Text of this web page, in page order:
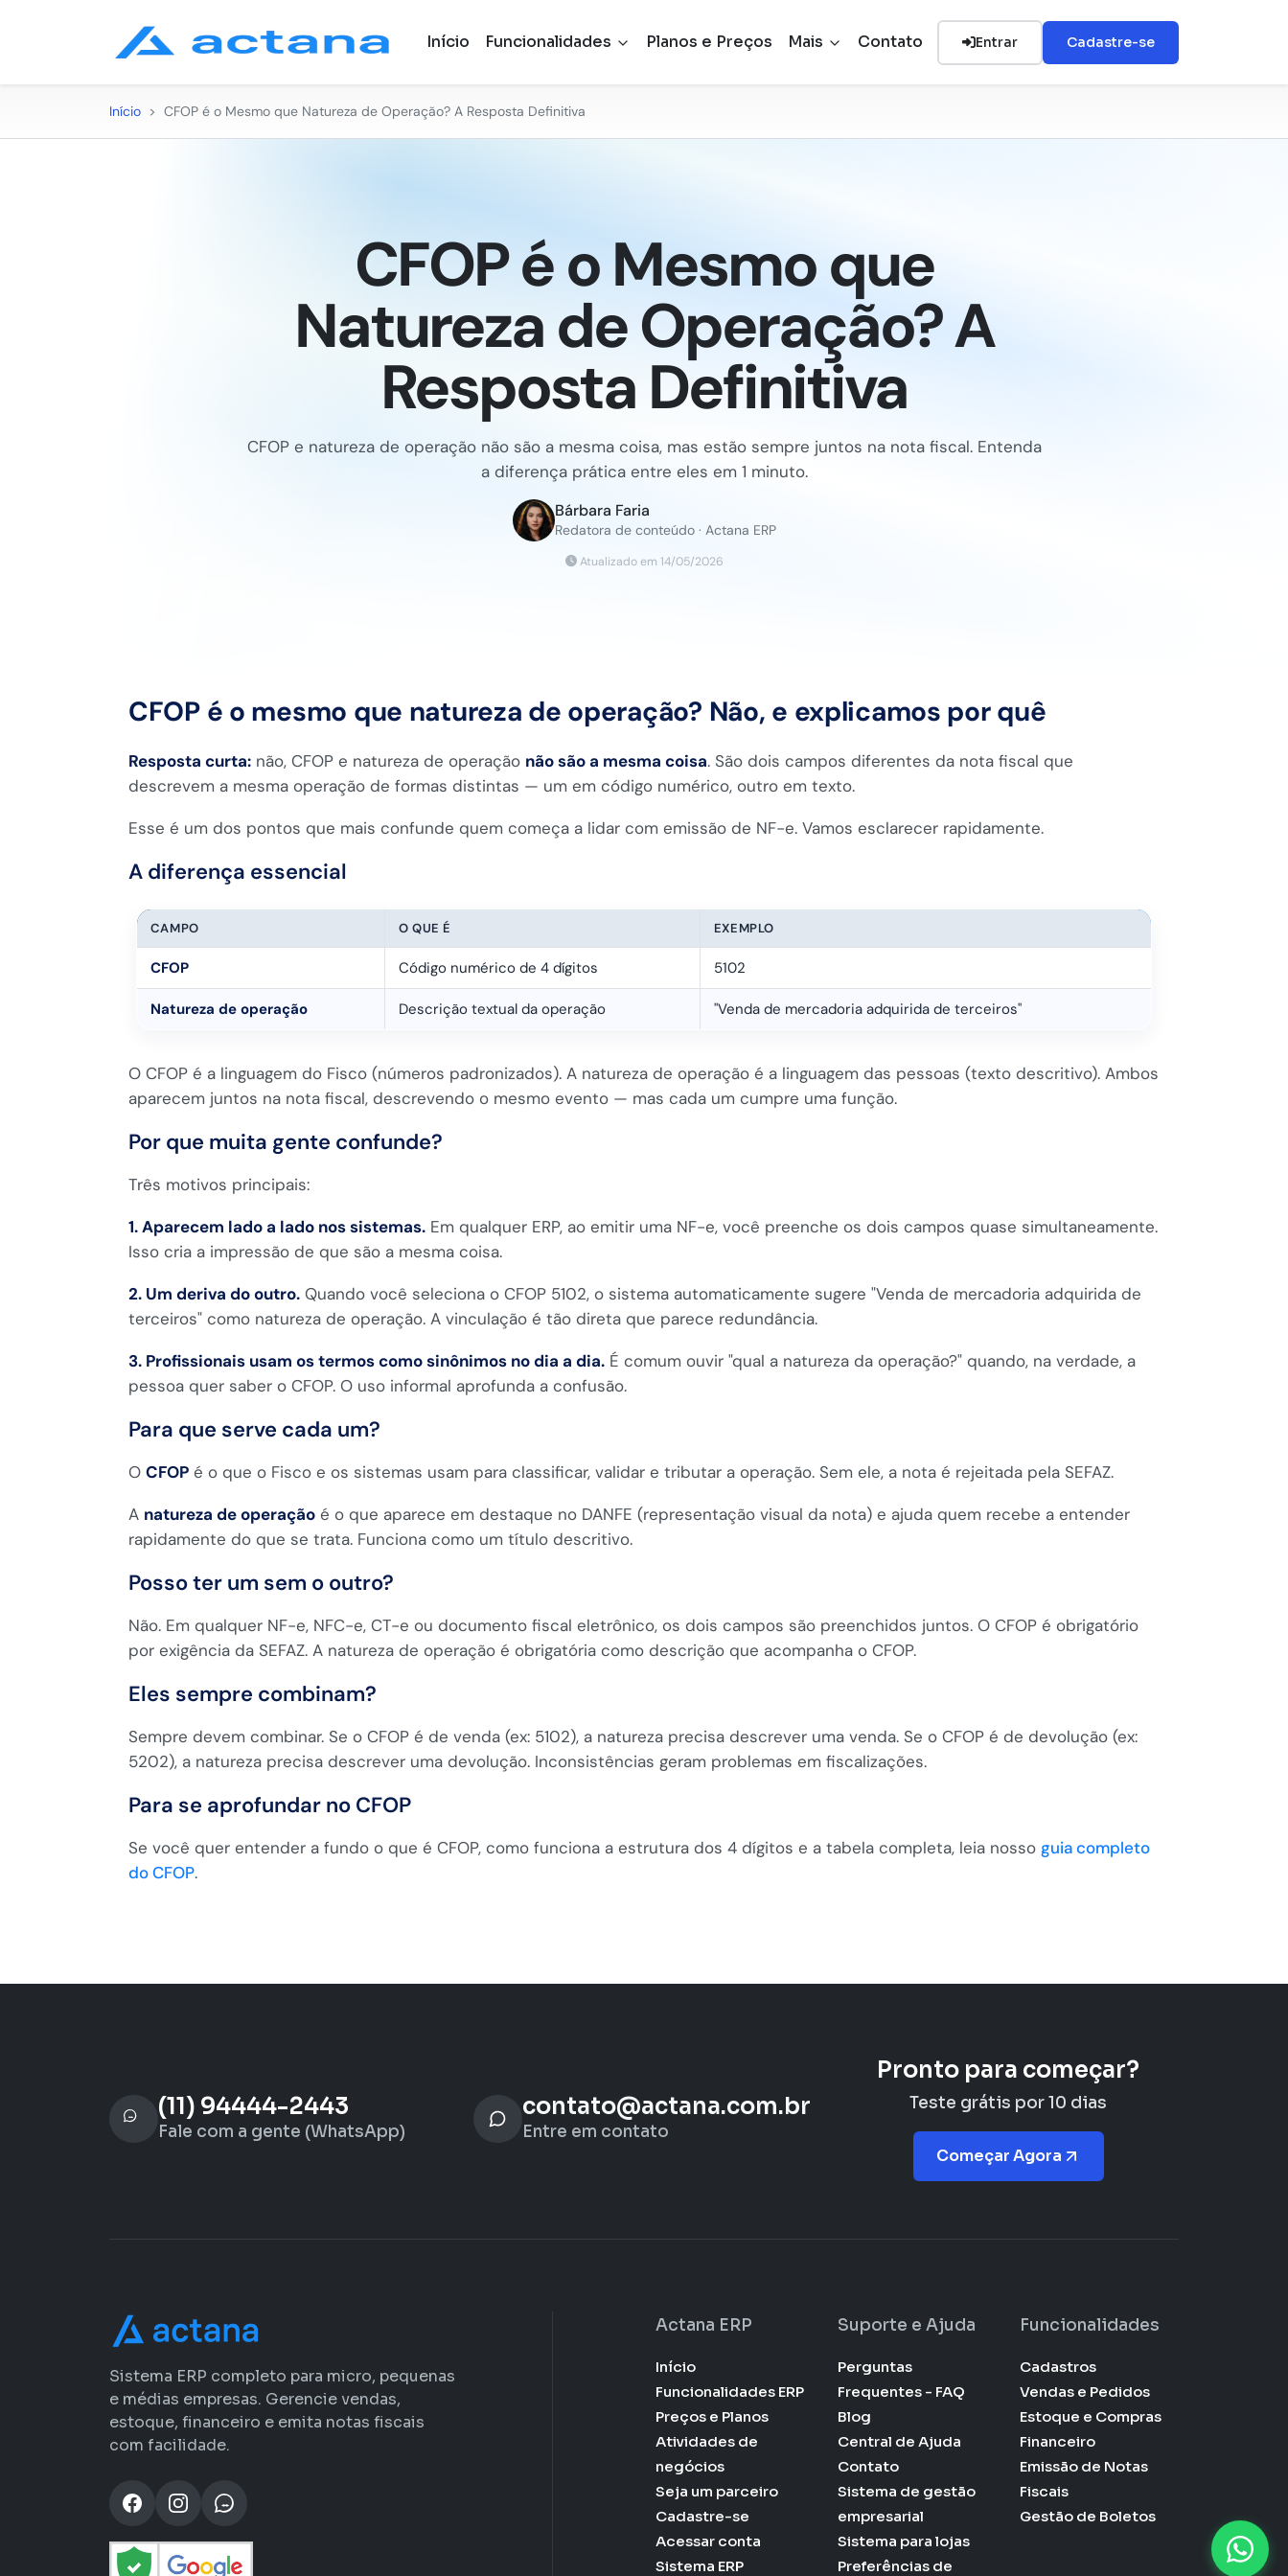
Início Funcionalidades Planos e Preços Mais Contato Entrar Cadastre-se
Início > CFOP é o Mesmo que Natureza de Operação? A Resposta Definitiva
CFOP é o Mesmo que
Natureza de Operação? A
Resposta Definitiva
CFOP e natureza de operação não são a mesma coisa, mas estão sempre juntos na nota fiscal. Entenda
a diferença prática entre eles em 1 minuto.
Bárbara Faria
Redatora de conteúdo · Actana ERP
Atualizado em 14/05/2026
CFOP é o mesmo que natureza de operação? Não, e explicamos por quê
Resposta curta: não, CFOP e natureza de operação não são a mesma coisa. São dois campos diferentes da nota fiscal que
descrevem a mesma operação de formas distintas — um em código numérico, outro em texto.
Esse é um dos pontos que mais confunde quem começa a lidar com emissão de NF-e. Vamos esclarecer rapidamente.
A diferença essencial
CAMPO O QUE É EXEMPLO
CFOP Código numérico de 4 dígitos 5102
Natureza de operação Descrição textual da operação "Venda de mercadoria adquirida de terceiros"
O CFOP é a linguagem do Fisco (números padronizados). A natureza de operação é a linguagem das pessoas (texto descritivo). Ambos
aparecem juntos na nota fiscal, descrevendo o mesmo evento — mas cada um cumpre uma função.
Por que muita gente confunde?
Três motivos principais:
1. Aparecem lado a lado nos sistemas. Em qualquer ERP, ao emitir uma NF-e, você preenche os dois campos quase simultaneamente.
Isso cria a impressão de que são a mesma coisa.
2. Um deriva do outro. Quando você seleciona o CFOP 5102, o sistema automaticamente sugere "Venda de mercadoria adquirida de
terceiros" como natureza de operação. A vinculação é tão direta que parece redundância.
3. Profissionais usam os termos como sinônimos no dia a dia. É comum ouvir "qual a natureza da operação?" quando, na verdade, a
pessoa quer saber o CFOP. O uso informal aprofunda a confusão.
Para que serve cada um?
O CFOP é o que o Fisco e os sistemas usam para classificar, validar e tributar a operação. Sem ele, a nota é rejeitada pela SEFAZ.
A natureza de operação é o que aparece em destaque no DANFE (representação visual da nota) e ajuda quem recebe a entender
rapidamente do que se trata. Funciona como um título descritivo.
Posso ter um sem o outro?
Não. Em qualquer NF-e, NFC-e, CT-e ou documento fiscal eletrônico, os dois campos são preenchidos juntos. O CFOP é obrigatório
por exigência da SEFAZ. A natureza de operação é obrigatória como descrição que acompanha o CFOP.
Eles sempre combinam?
Sempre devem combinar. Se o CFOP é de venda (ex: 5102), a natureza precisa descrever uma venda. Se o CFOP é de devolução (ex:
5202), a natureza precisa descrever uma devolução. Inconsistências geram problemas em fiscalizações.
Para se aprofundar no CFOP
Se você quer entender a fundo o que é CFOP, como funciona a estrutura dos 4 dígitos e a tabela completa, leia nosso guia completo
do CFOP.
(11) 94444-2443
Fale com a gente (WhatsApp)
contato@actana.com.br
Entre em contato
Pronto para começar?
Teste grátis por 10 dias
Começar Agora
Sistema ERP completo para micro, pequenas
e médias empresas. Gerencie vendas,
estoque, financeiro e emita notas fiscais
com facilidade.
Actana ERP
Início
Funcionalidades ERP
Preços e Planos
Atividades de
negócios
Seja um parceiro
Cadastre-se
Acessar conta
Sistema ERP
Suporte e Ajuda
Perguntas
Frequentes - FAQ
Blog
Central de Ajuda
Contato
Sistema de gestão
empresarial
Sistema para lojas
Preferências de
Funcionalidades
Cadastros
Vendas e Pedidos
Estoque e Compras
Financeiro
Emissão de Notas
Fiscais
Gestão de Boletos